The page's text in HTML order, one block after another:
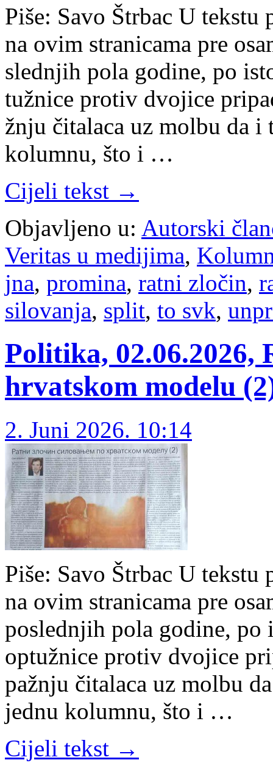
Piše: Savo Štrbac U
na ovim stra­ni­ca­ma pre
sled­njih po­la go­di­ne, po
tu­žni­ce pro­tiv dvo­ji­ce
žnju či­ta­la­ca uz mol­bu da
ko­lum­nu, što i …
Cijeli tekst →
Objavljeno u: Autorski
Veritas u medijima,
jna, promina, ratni zločin,
silovanja, split, to svk,
Politika, 02.06.2026,
hrvatskom modelu
2. Juni 2026. 10:14
Piše: Savo Štrbac U
na ovim stranicama pre
poslednjih pola godine, po
optužnice protiv dvojice
pažnju čitalaca uz molbu
jednu kolumnu, što i …
Cijeli tekst →